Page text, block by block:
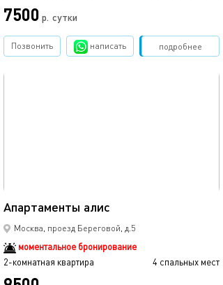
7500 р. сутки
подробнее
Позвонить написать Забронировать
Апартаменты алис
Москва, проезд Береговой, д.5
моментальное бронирование
2-комнатная квартира
4 спальных мест